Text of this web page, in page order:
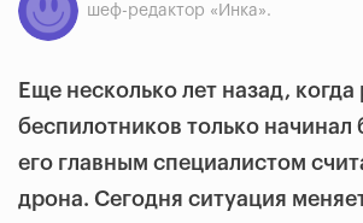
шеф-редактор «Инка».
Еще несколько лет назад,
беспилотников только начинал
его главным специалистом
дрона. Сегодня ситуация